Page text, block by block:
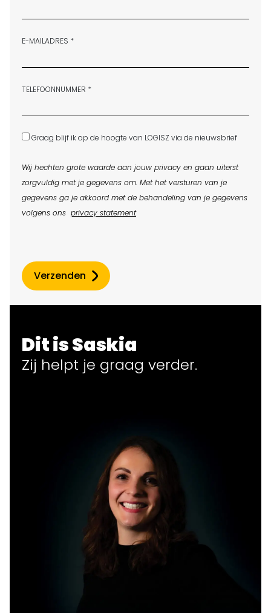
E-MAILADRES *
TELEFOONNUMMER *
Graag blijf ik op de hoogte van LOGISZ via de nieuwsbrief
Wij hechten grote waarde aan jouw privacy en gaan uiterst
zorgvuldig met je gegevens om. Met het versturen van je
gegevens ga je akkoord met de behandeling van je gegevens
volgens ons privacy statement
Verzenden
Dit is Saskia
Zij helpt je graag verder.